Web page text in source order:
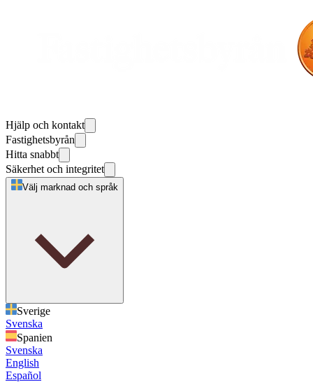
Hjälp och kontakt
Fastighetsbyrån
Hitta snabbt
Säkerhet och integritet
Välj marknad och språk
Sverige
Svenska
Spanien
Svenska
English
Español